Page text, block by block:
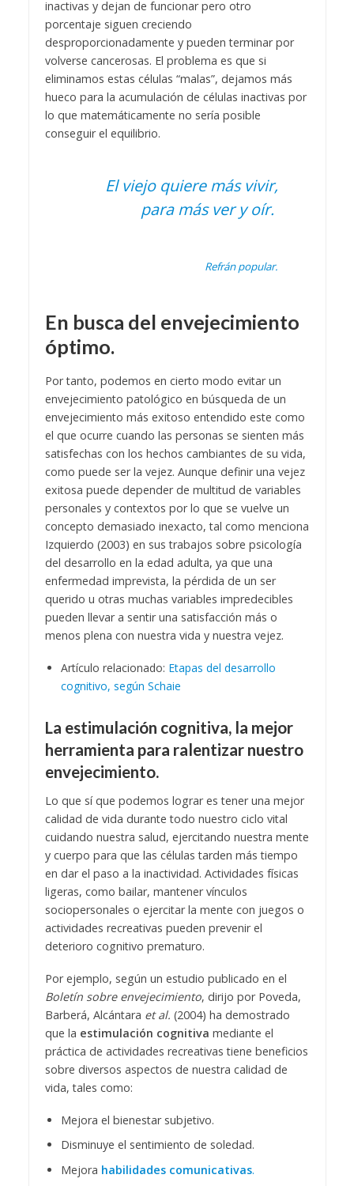
inactivas y dejan de funcionar pero otro
porcentaje siguen creciendo
desproporcionadamente y pueden terminar por
volverse cancerosas. El problema es que si
eliminamos estas células “malas”, dejamos más
hueco para la acumulación de células inactivas por
lo que matemáticamente no sería posible
conseguir el equilibrio.
El viejo quiere más vivir,
para más ver y oír.
Refrán popular.
En busca del envejecimiento
óptimo.
Por tanto, podemos en cierto modo evitar un
envejecimiento patológico en búsqueda de un
envejecimiento más exitoso entendido este como
el que ocurre cuando las personas se sienten más
satisfechas con los hechos cambiantes de su vida,
como puede ser la vejez. Aunque definir una vejez
exitosa puede depender de multitud de variables
personales y contextos por lo que se vuelve un
concepto demasiado inexacto, tal como menciona
Izquierdo (2003) en sus trabajos sobre psicología
del desarrollo en la edad adulta, ya que una
enfermedad imprevista, la pérdida de un ser
querido u otras muchas variables impredecibles
pueden llevar a sentir una satisfacción más o
menos plena con nuestra vida y nuestra vejez.
Artículo relacionado: Etapas del desarrollo
cognitivo, según Schaie
La estimulación cognitiva, la mejor
herramienta para ralentizar nuestro
envejecimiento.
Lo que sí que podemos lograr es tener una mejor
calidad de vida durante todo nuestro ciclo vital
cuidando nuestra salud, ejercitando nuestra mente
y cuerpo para que las células tarden más tiempo
en dar el paso a la inactividad. Actividades físicas
ligeras, como bailar, mantener vínculos
sociopersonales o ejercitar la mente con juegos o
actividades recreativas pueden prevenir el
deterioro cognitivo prematuro.
Por ejemplo, según un estudio publicado en el
Boletín sobre envejecimiento, dirijo por Poveda,
Barberá, Alcántara et al. (2004) ha demostrado
que la estimulación cognitiva mediante el
práctica de actividades recreativas tiene beneficios
sobre diversos aspectos de nuestra calidad de
vida, tales como:
Mejora el bienestar subjetivo.
Disminuye el sentimiento de soledad.
Mejora habilidades comunicativas.